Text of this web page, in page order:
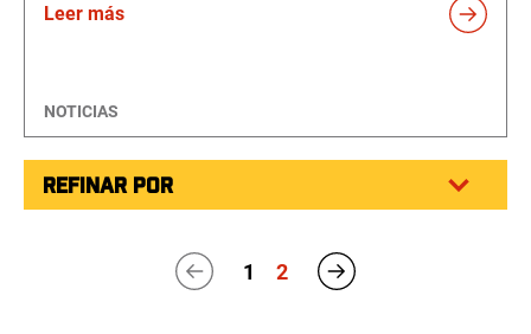
Leer más
NOTICIAS
REFINAR POR
1 2